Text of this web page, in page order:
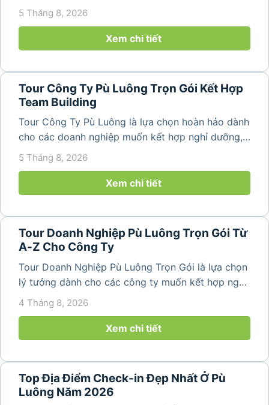
trình du lịch doanh nghiệp. Một kịch bản được xây
dựng bài bản không chỉ mang đến những phút
giây vui vẻ, sôi động mà còn...
5 Tháng 8, 2026
Xem chi tiết
Tour Công Ty Pù Luông Trọn Gói Kết Hợp
Team Building
Tour Công Ty Pù Luông là lựa chọn hoàn hảo dành
cho các doanh nghiệp muốn kết hợp nghỉ dưỡng,
team building và gắn kết tập thể trong không gian
Hóa vài giờ di chuyển,...
5 Tháng 8, 2026
Xem chi tiết
Tour Doanh Nghiệp Pù Luông Trọn Gói Từ
A-Z Cho Công Ty
Tour Doanh Nghiệp Pù Luông Trọn Gói là lựa chọn
lý tưởng dành cho các công ty muốn kết hợp nghỉ
dưỡng, gắn kết đội ngũ và tái tạo năng lượng sau
những ngày làm việc căng thẳng. Với cảnh quan
thiên nhiên trong lành,...
4 Tháng 8, 2026
Xem chi tiết
Top Địa Điểm Check-in Đẹp Nhất Ở Pù
Luông Năm 2026